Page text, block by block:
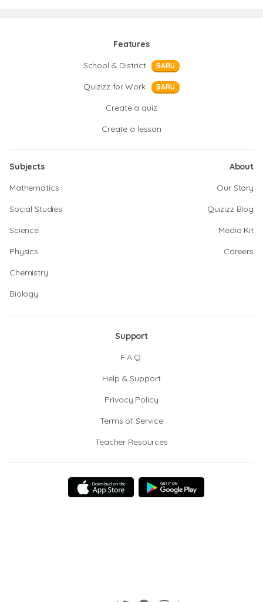
Features
School & District
BARU
Quizizz for Work BARU
Create a quiz
Create a lesson
Subjects
Mathematics
Social Studies
Science
Physics
Chemistry
Biology
About
Our Story
Quizizz Blog
Media Kit
Careers
Support
F.A.Q.
Help & Support
Privacy Policy
Terms of Service
Teacher Resources